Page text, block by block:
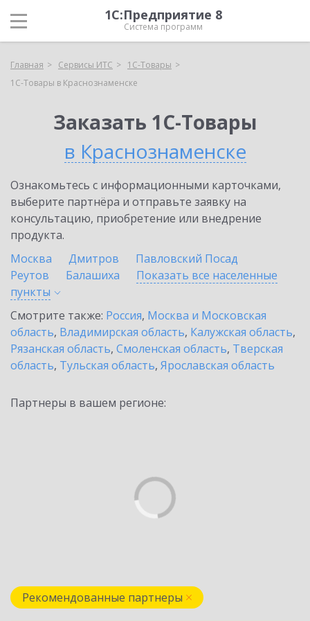
1С:Предприятие 8
Система программ
Главная Сервисы ИТС
1С-Товары
1С-Товары в Краснознаменске
Заказать 1С-Товары
в Краснознаменске
Ознакомьтесь с информационными карточками,
выберите партнёра и отправьте заявку на
консультацию, приобретение или внедрение
продукта.
Москва
Дмитров
Павловский Посад
Реутов
Балашиха
Показать все населенные
пункты
Смотрите также: Россия, Москва и Московская
область, Владимирская область, Калужская область,
Рязанская область, Смоленская область, Тверская
область, Тульская область, Ярославская область
Партнеры в вашем регионе:
Рекомендованные партнеры